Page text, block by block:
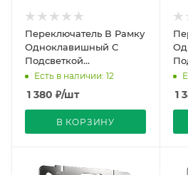
Переключатель В Рамку
Одноклавишный С
Подсветкой
Перламутровый
рифлены IP20 10А 250В
Werkel
Есть в наличии: 12
1 380 ₽/шт
В КОРЗИНУ
1